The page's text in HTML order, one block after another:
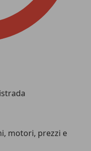
motori, prezzi e